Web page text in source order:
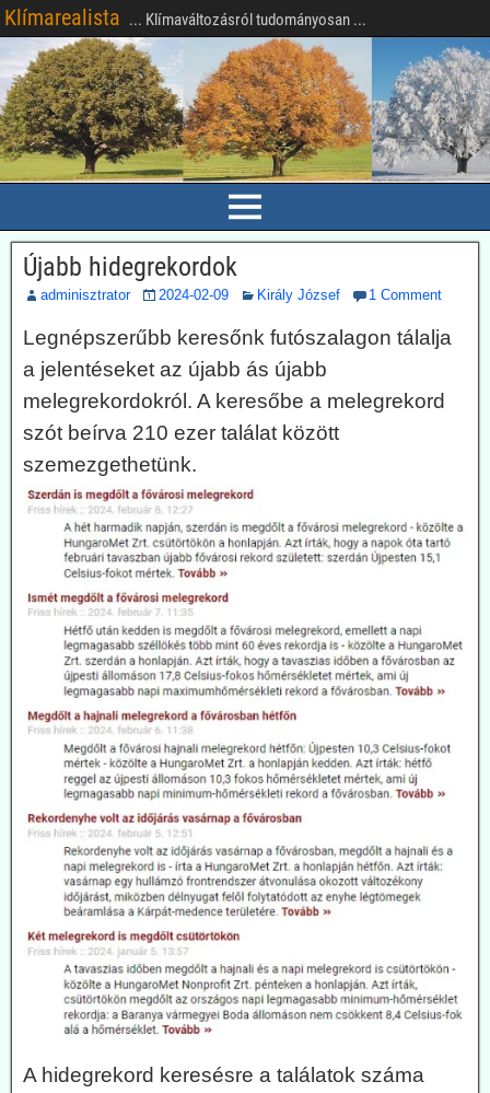
Klímarealista ... Klímaváltozásról tudományosan ...
Újabb hidegrekordok
adminisztrator 2024-02-09 Király József 1 Comment
Legnépszerűbb keresőnk futószalagon tálalja
a jelentéseket az újabb ás újabb
melegrekordokról. A keresőbe a melegrekord
szót beírva 210 ezer találat között
szemezgethetünk.
A hidegrekord keresésre a találatok száma